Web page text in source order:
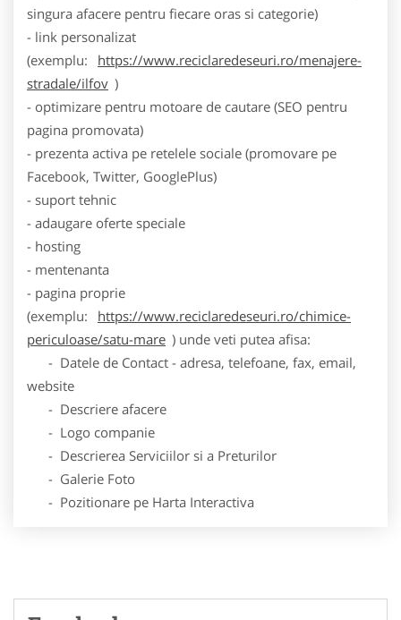
singura afacere pentru fiecare oras si categorie)
- link personalizat
(exemplu:
https://www.reciclaredeseuri.ro/menajere-
stradale/ilfov )
- optimizare pentru motoare de cautare (SEO pentru
pagina promovata)
- prezenta activa pe retelele sociale (promovare pe
Facebook, Twitter, GooglePlus)
- suport tehnic
- adaugare oferte speciale
- hosting
- mentenanta
- pagina proprie
(exemplu:
https://www.reciclaredeseuri.ro/chimice-
periculoase/satu-mare ) unde veti putea afisa:
- Datele de Contact - adresa, telefoane, fax, email,
website
- Descriere afacere
- Logo companie
- Descrierea Serviciilor si a Preturilor
- Galerie Foto
- Pozitionare pe Harta Interactiva